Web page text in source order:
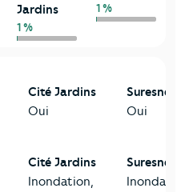
Jardins
1 %
1 %
Cité Jardins
Oui
Suresnes
Oui
Cité Jardins
Inondation,
Suresnes